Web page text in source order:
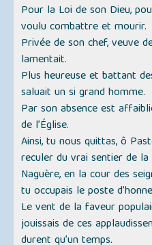
Pour la Loi de son Dieu,
voulu combattre et mourir.
Privée de son chef, veuve
lamentait.
Plus heureuse et battant
saluait un si grand homme.
Par son absence est
de l’Église.
Ainsi, tu nous quittas, ô
reculer du vrai sentier de la
Naguère, en la cour des
tu occupais le poste
Le vent de la faveur
jouissais de ces
durent qu’un temps.